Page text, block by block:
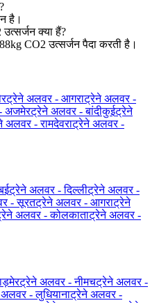
है।
क्या हैं?
CO2 उत्सर्जन पैदा करती है।
ट्रेने अलवर - आगराट्रेने अलवर -
अजमेरट्रेने अलवर - बांदीकुईट्रेने
अलवर - रामदेवराट्रेने अलवर -
ट्रेने अलवर - दिल्लीट्रेने अलवर -
- सूरतट्रेने अलवर - आगराट्रेने
अलवर - कोलकाताट्रेने अलवर -
ट्रेने अलवर - नीमचट्रेने अलवर -
- लुधियानाट्रेने अलवर -